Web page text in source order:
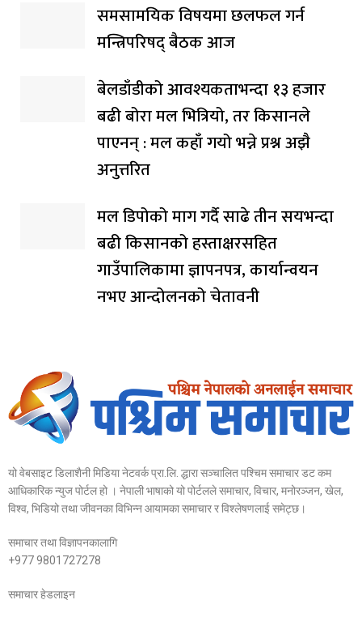
समसामयिक विषयमा छलफल गर्न
मन्त्रिपरिषद् बैठक आज
बेलडाँडीको आवश्यकताभन्दा १३ हजार
बढी बोरा मल भित्रियो, तर किसानले
पाएनन् : मल कहाँ गयो भन्ने प्रश्न अझै
अनुत्तरित
मल डिपोको माग गर्दै साढे तीन सयभन्दा
बढी किसानको हस्ताक्षरसहित
गाउँपालिकामा ज्ञापनपत्र, कार्यान्वयन
नभए आन्दोलनको चेतावनी
यो वेबसाइट डिलाशैनी मिडिया नेटवर्क प्रा.लि. द्धारा सञ्चालित पश्चिम समाचार डट कम
आधिकारिक न्युज पोर्टल हो । नेपाली भाषाको यो पोर्टलले समाचार, विचार, मनोरञ्जन, खेल,
विश्व, भिडियो तथा जीवनका विभिन्न आयामका समाचार र विश्लेषणलाई समेट्छ।
समाचार तथा विज्ञापनकालागि
+977 9801727278
समाचार हेडलाइन